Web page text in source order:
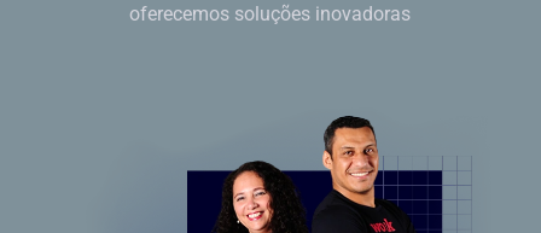
oferecemos soluções inovadoras